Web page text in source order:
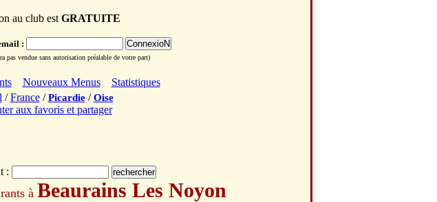
au club est GRATUITE
:
pas vendue sans autorisation préalable de votre part)
Nouveaux Menus
Statistiques
/France/Picardie/Oise
:
à Beaurains Les Noyon